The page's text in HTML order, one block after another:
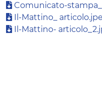
Comunicato-
Il-Mattino_
Il-Mattino-